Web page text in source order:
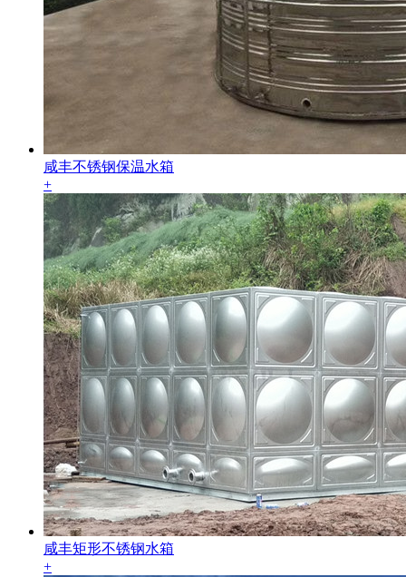
咸丰不锈钢保温水箱
+
咸丰矩形不锈钢水箱
+